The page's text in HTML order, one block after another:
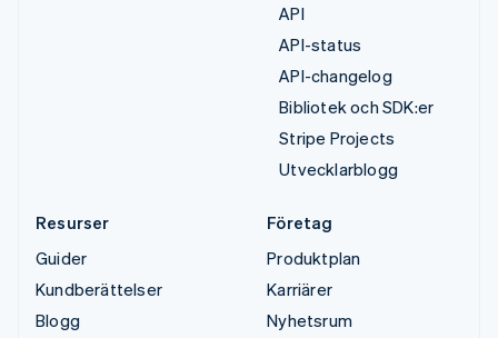
API
API-status
API-changelog
Bibliotek och SDK:er
Stripe Projects
Utvecklarblogg
Resurser
Guider
Kundberättelser
Blogg
Företag
Produktplan
Karriärer
Nyhetsrum